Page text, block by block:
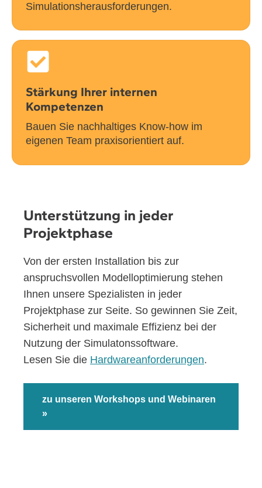
Simulationsherausforderungen.
Stärkung Ihrer internen
Kompetenzen
Bauen Sie nachhaltiges Know-how im
eigenen Team praxisorientiert auf.
Unterstützung in jeder
Projektphase
Von der ersten Installation bis zur
anspruchsvollen Modelloptimierung stehen
Ihnen unsere Spezialisten in jeder
Projektphase zur Seite. So gewinnen Sie Zeit,
Sicherheit und maximale Effizienz bei der
Nutzung der Simulatonssoftware.
Lesen Sie die Hardwareanforderungen.
zu unseren Workshops und Webinaren
»